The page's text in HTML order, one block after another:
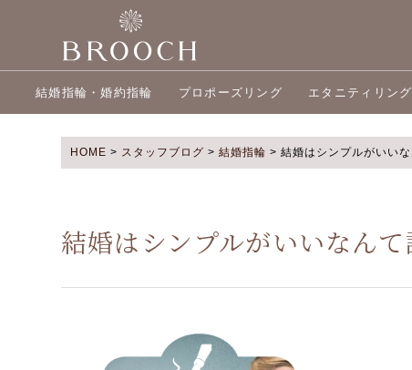
結婚指輪・婚約指輪 プロポーズリング エタニティリング
HOME > スタッフブログ > 結婚指輪 > 結婚はシンプルがいい
結婚はシンプルがいいなん